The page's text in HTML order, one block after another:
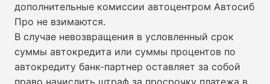
дополнительные комиссии автоцентром Автосиб
Про не взимаются.
В случае невозвращения в условленный срок
суммы автокредита или суммы процентов по
автокредиту банк-партнер оставляет за собой
право начислить штраф за просрочку платежа в